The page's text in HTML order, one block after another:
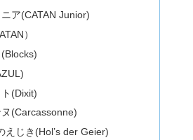
ア(CATAN Junior)
）
(Dixit)
(Carcassonne)
えじき(Hol’s der Geier)